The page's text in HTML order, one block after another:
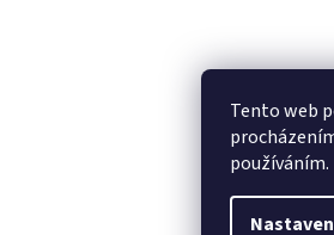
Tento web
používáním.